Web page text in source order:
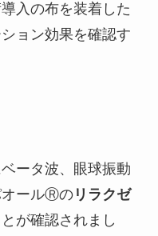
入の布を装着した
ョン効果を確認す
ータ波、眼球振動
オールⓇのリラクゼ
とが確認されまし